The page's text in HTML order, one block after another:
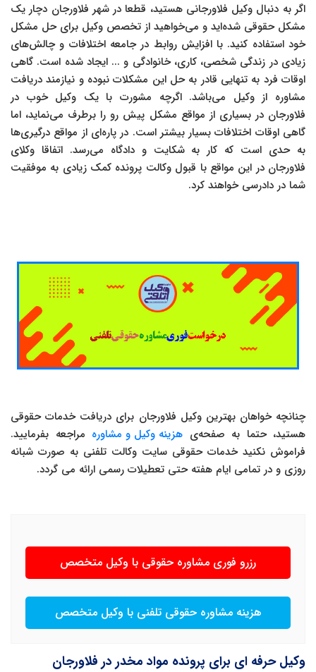
اگر به دنبال وکیل فلاورجانی هستید، قطعا در شهر فلاورجان دچار یک
مشکل حقوقی شده‌اید و می‌خواهید از تخصص وکیل برای حل مشکل
خود استفاده کنید. با افزایش روابط در جامعه اختلافات و چالش‌های
زیادی در زندگی شخصی، کاری، خانوادگی و ... ایجاد شده است. گاهی
اوقات فرد به تنهایی قادر به حل این مشکلات نبوده و نیازمند دریافت
مشاوره از وکیل می‌باشد. اگرچه مشورت با یک وکیل خوب در
فلاورجان در بسیاری از مواقع مشکل پیش رو را برطرف می‌نماید، اما
گاهی اوقات اختلافات بسیار بیشتر است. در پاره‌ای از مواقع درگیری‌ها
به حدی است که کار به شکایت و دادگاه می‌رسد. اتفاقا وکلای
فلاورجان در این مواقع با قبول وکالت پرونده کمک زیادی به موفقیت
شما در دادرسی خواهند کرد.
چنانچه خواهان بهترین وکیل فلاورجان برای دریافت خدمات حقوقی
هستید، حتما به صفحه‌ی هزینه وکیل و مشاوره مراجعه بفرمایید.
فراموش نکنید خدمات حقوقی سایت وکالت تلفنی به صورت شبانه
روزی و در تمامی ایام هفته حتی تعطیلات رسمی ارائه می گردد.
رزرو فوری مشاوره حقوقی با وکیل متخصص
هزینه مشاوره حقوقی تلفنی با وکیل متخصص
وکیل حرفه ای برای پرونده مواد مخدر در فلاورجان